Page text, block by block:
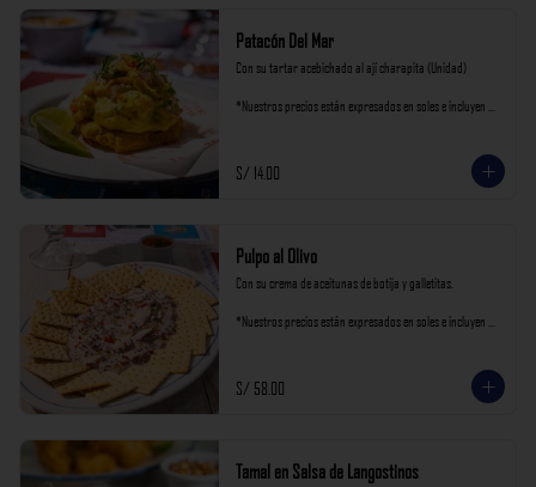
Patacón Del Mar
Con su tartar acebichado al ají charapita (Unidad)
*Nuestros precios están expresados en soles e incluyen
S/ 14.00
Pulpo al Olivo
Con su crema de aceitunas de botija y galletitas.
*Nuestros precios están expresados en soles e incluyen
S/ 58.00
Tamal en Salsa de Langostinos